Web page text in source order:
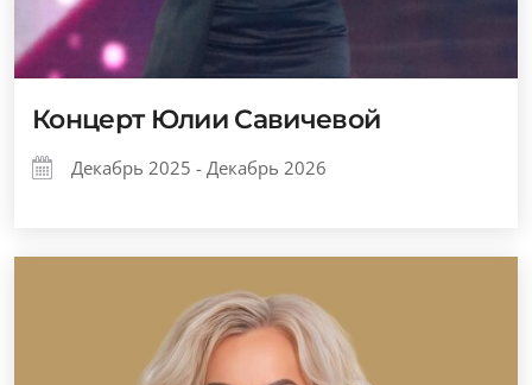
Концерт Юлии Савичевой
Декабрь 2025 - Декабрь 2026